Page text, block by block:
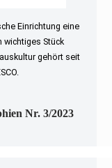
Einrichtung eine
wichtiges Stück
gehört seit
Nr. 3/2023